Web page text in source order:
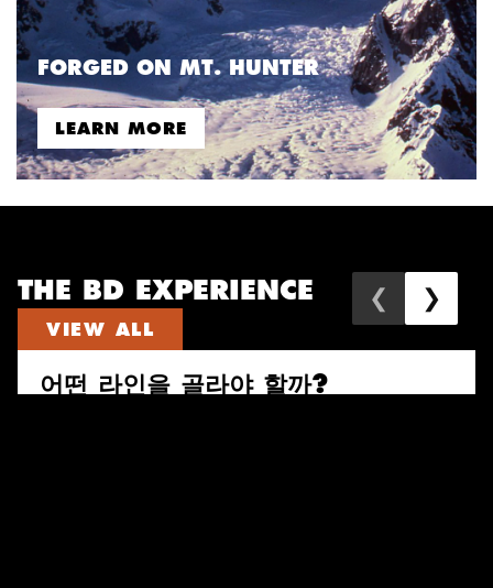
FORGED ON MT. HUNTER
LEARN MORE
THE BD EXPERIENCE
VIEW ALL
❮ ❯
어떤 라인을 골라야 할까?